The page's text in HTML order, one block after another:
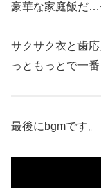
豪華な家庭飯だ
サクサク衣と歯
っともっとで一
最後にbgmです。